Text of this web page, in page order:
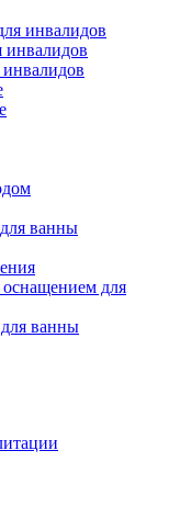
инвалидов
инвалидов
ванны
оснащением для
ванны